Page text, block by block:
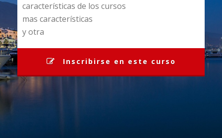
características de los cursos
mas características
y otra
Inscribirse en este curso